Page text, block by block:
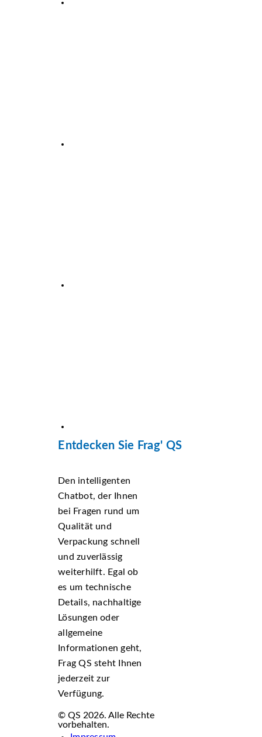
Entdecken Sie Frag' QS
Den intelligenten
Chatbot, der Ihnen
bei Fragen rund um
Qualität und
Verpackung schnell
und zuverlässig
weiterhilft. Egal ob
es um technische
Details, nachhaltige
Lösungen oder
allgemeine
Informationen geht,
Frag QS steht Ihnen
jederzeit zur
Verfügung.
© QS 2026. Alle Rechte
vorbehalten.